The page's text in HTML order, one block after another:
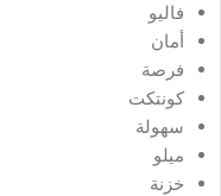
فاليو
أمان
فرصة
كونتكت
سهولة
ميلو
خزنة